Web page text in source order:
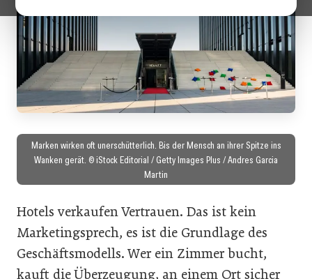
Marken wirken oft unerschütterlich. Bis der Mensch an ihrer Spitze ins
Wanken gerät. © iStock Editorial / Getty Images Plus / Andres Garcia
Martin
Hotels verkaufen Vertrauen. Das ist kein
Marketingsprech, es ist die Grundlage des
Geschäftsmodells. Wer ein Zimmer bucht,
kauft die Überzeugung, an einem Ort sicher